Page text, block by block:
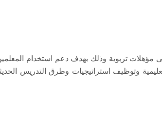
على مؤهلات تربوية وذلك بهدف دعم استخدام
وتوظيف استراتيجيات وطرق التدريس